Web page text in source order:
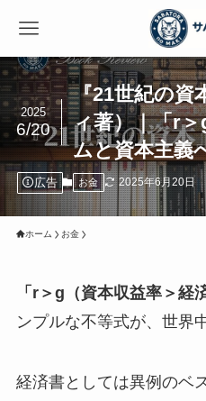
『21世紀の資
ィ著）｜「r
ムと資本主義
2025
6/20
広告 お金 2025年6月20日
ホーム お金
「r＞g（資本収益率＞
ンプルな不等式が、世界
経済書としては異例のベ